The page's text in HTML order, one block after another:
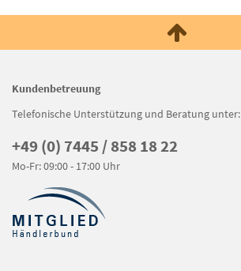
Kundenbetreuung
Telefonische Unterstützung und Beratung unter:
+49 (0) 7445 / 858 18 22
Mo-Fr: 09:00 - 17:00 Uhr